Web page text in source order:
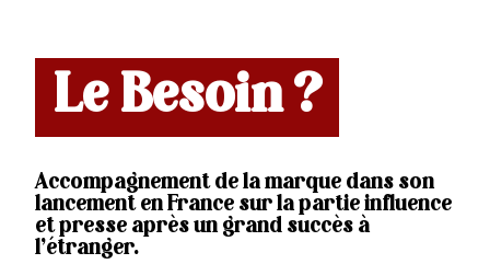
Le Besoin ?
Accompagnement de la marque dans son
lancement en France sur la partie influence
et presse après un grand succès à
l’étranger.